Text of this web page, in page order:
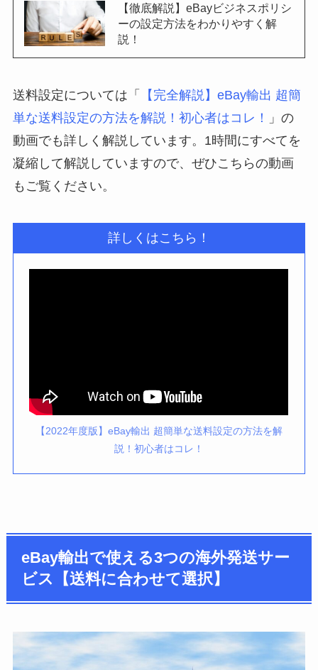
【徹底解説】eBayビジネスポリシ
ーの設定方法をわかりやすく解
説！
送料設定については「
【完全解説】eBay輸出 超簡
単な送料設定の方法を解説！初心者はコレ！
」の
動画でも詳しく解説しています。1時間にすべてを
凝縮して解説していますので、ぜひこちらの動画
もご覧ください。
詳しくはこちら！
【2022年度版】eBay輸出 超簡単な送料設定の方法を解
説！初心者はコレ！
eBay輸出で使える3つの海外発送サー
ビス【送料に合わせて選択】